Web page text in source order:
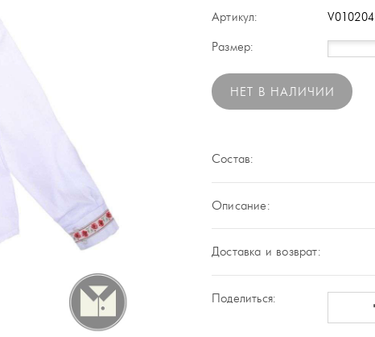
Артикул: V010204
Размер:
НЕТ В НАЛИЧИИ
Состав:
Описание:
Доставка и возврат:
Поделиться: